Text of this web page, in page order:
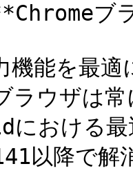
ブ
機能を最
ラウザは
おける最
以降で解